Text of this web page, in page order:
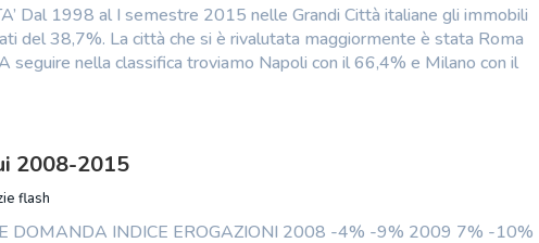
Dal 1998 al I semestre 2015 nelle Grandi Città italiane gli immobili
del 38,7%. La città che si è rivalutata maggiormente è stata Roma
seguire nella classifica troviamo Napoli con il 66,4% e Milano con il
2008-2015
flash
DOMANDA INDICE EROGAZIONI 2008 -4% -9% 2009 7% -10%